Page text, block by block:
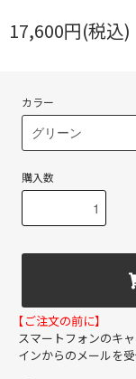
17,600円(税込)
カラー
購入数
【ご注文の前に】
スマートフォンのキ
インからのメールを